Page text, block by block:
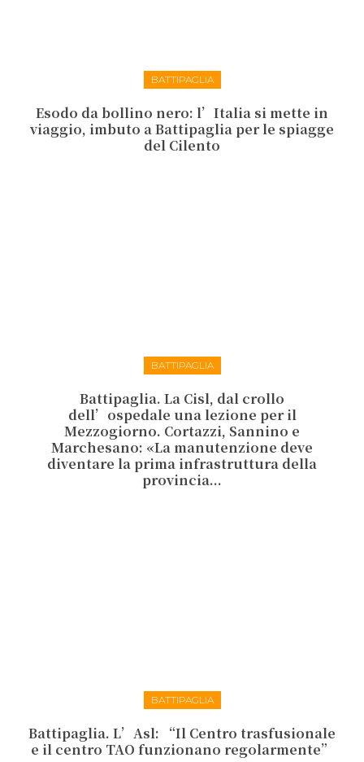
BATTIPAGLIA
Esodo da bollino nero: l’Italia si mette in
viaggio, imbuto a Battipaglia per le spiagge
del Cilento
BATTIPAGLIA
Battipaglia. La Cisl, dal crollo
dell’ospedale una lezione per il
Mezzogiorno. Cortazzi, Sannino e
Marchesano: «La manutenzione deve
diventare la prima infrastruttura della
provincia...
BATTIPAGLIA
Battipaglia. L’Asl: “Il Centro trasfusionale
e il centro TAO funzionano regolarmente”